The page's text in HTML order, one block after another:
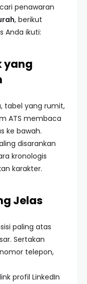
penawaran
, berikut
Anda ikuti:
yang
tabel yang rumit,
ATS membaca
ke bawah.
disarankan
kronologis
karakter.
Jelas
paling atas
Sertakan
telepon,
profil LinkedIn